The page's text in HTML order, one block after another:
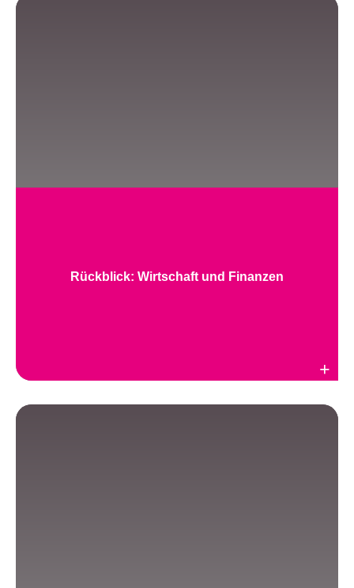
Rückblick: Wirtschaft und Finanzen